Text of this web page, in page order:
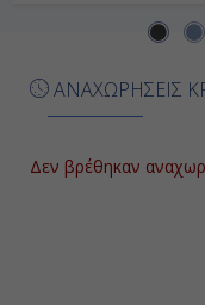
ΑΝΑΧΩΡΗΣΕΙΣ
Δεν βρέθηκαν